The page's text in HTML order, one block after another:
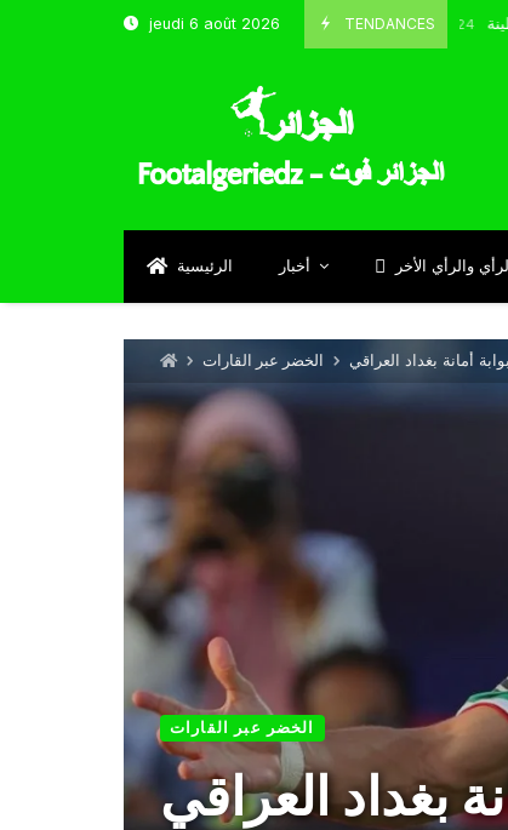
jeudi 6 août 2026 TENDANCES
Octobre 8, 2024 شباب قسنطينة
الرئيسية أخبار والرأي الأخر
الخضر عبر القارات أمانة بغداد العراقي
الخضر عبر القارات
بغداد العراقي